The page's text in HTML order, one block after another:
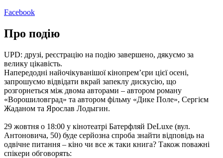
Facebook
Про подію
UPD: друзі, реєстрацію на подію завершено, дякуємо за
велику цікавість.
Напередодні найочікуванішої кінопрем’єри цієї осені,
запрошуємо відвідати вкрай запеклу дискусію, що
розгорнеться між двома авторами – автором роману
«Ворошиловград» та автором фільму «Дике Поле», Сергієм
Жаданом та Ярослав Лодыгин.
29 жовтня о 18:00 у кінотеатрі Батерфляй DeLuxe (вул.
Антоновича, 50) буде серйозна спроба знайти відповідь на
одвічне питання – кіно чи все ж таки книга? Також поважні
спікери обговорять: